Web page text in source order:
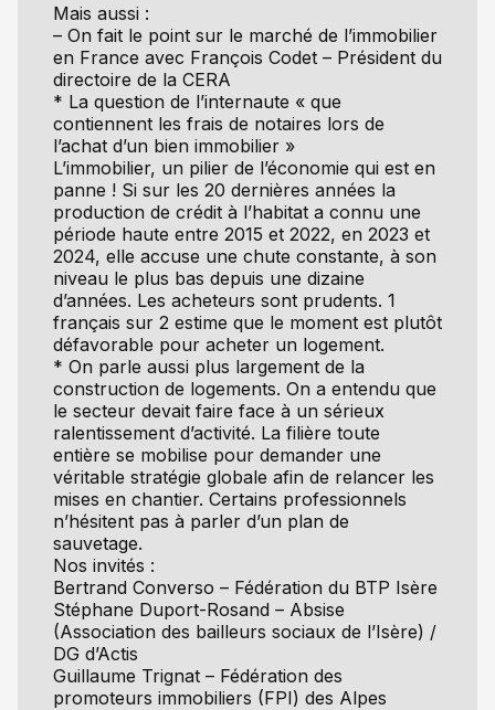
Mais aussi :
– On fait le point sur le marché de l’immobilier
en France avec François Codet – Président du
directoire de la CERA
* La question de l’internaute « que
contiennent les frais de notaires lors de
l’achat d’un bien immobilier »
L’immobilier, un pilier de l’économie qui est en
panne ! Si sur les 20 dernières années la
production de crédit à l’habitat a connu une
période haute entre 2015 et 2022, en 2023 et
2024, elle accuse une chute constante, à son
niveau le plus bas depuis une dizaine
d’années. Les acheteurs sont prudents. 1
français sur 2 estime que le moment est plutôt
défavorable pour acheter un logement.
* On parle aussi plus largement de la
construction de logements. On a entendu que
le secteur devait faire face à un sérieux
ralentissement d’activité. La filière toute
entière se mobilise pour demander une
véritable stratégie globale afin de relancer les
mises en chantier. Certains professionnels
n’hésitent pas à parler d’un plan de
sauvetage.
Nos invités :
Bertrand Converso – Fédération du BTP Isère
Stéphane Duport-Rosand – Absise
(Association des bailleurs sociaux de l’Isère) /
DG d’Actis
Guillaume Trignat – Fédération des
promoteurs immobiliers (FPI) des Alpes